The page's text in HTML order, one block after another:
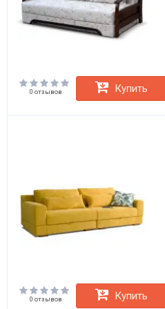
0 отзывов Купить
0 отзывов Купить